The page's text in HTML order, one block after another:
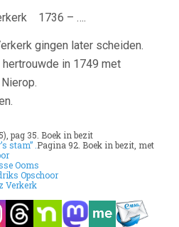
1736 – ….
gingen later scheiden.
in 1749 met
pag 35. Boek in bezit
stam” . Pagina 92. Boek in bezit, met
Ooms
Opschoor
Verkerk